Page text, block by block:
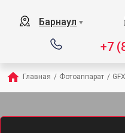
Барнаул ▼
+7
Главная / Фотоаппарат /